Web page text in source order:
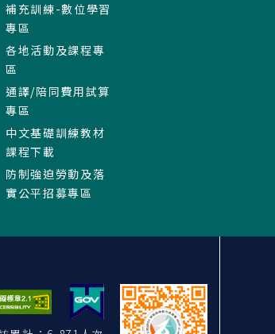
補充訓練-數位學習
專區
各地活動及課程專
區
通譯/陪同費用試算
專區
中文基礎訓練教材
課程下載
防制強迫勞動及落
實公平招募專區